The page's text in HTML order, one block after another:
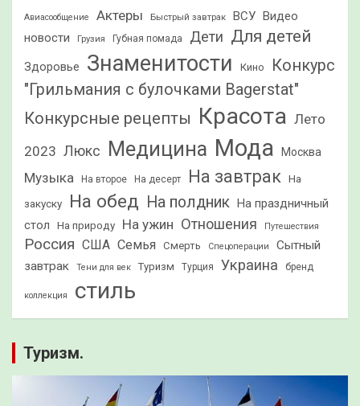
Авиасообщение Актеры Быстрый завтрак ВСУ Видео
новости
Грузия Губная помада Дети Для детей
Здоровье Знаменитости Кино
Конкурс
"Грильмания с булочками Bagerstat"
Конкурсные рецепты Красота Лето
2023 Люкс Медицина Мода Москва
Музыка На второе На десерт На завтрак На
закуску На обед На полдник На праздничный
стол
На природу На ужин Отношения Путешествия
Россия США Семья Смерть Спецоперации
Сытный
завтрак
Тени для век Туризм Турция Украина бренд
коллекция стиль
Туризм.